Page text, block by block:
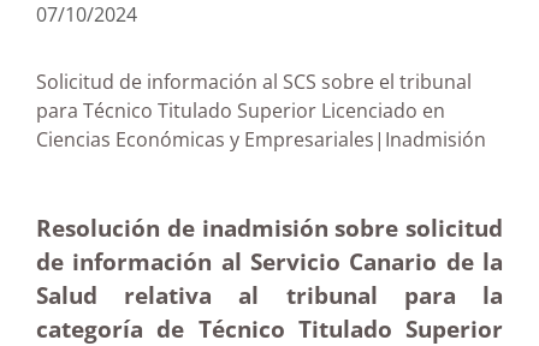
07/10/2024
Solicitud de información al SCS sobre el tribunal
para Técnico Titulado Superior Licenciado en
Ciencias Económicas y Empresariales|Inadmisión
Resolución de inadmisión sobre solicitud
de información al Servicio Canario de la
Salud relativa al tribunal para la
categoría de Técnico Titulado Superior